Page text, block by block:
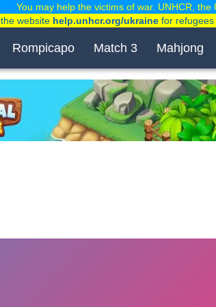
Rompicapo Match 3 Mahjong
You may help the victims of war. UNHCR, the
the website help.unhcr.org/ukrainefor refugees